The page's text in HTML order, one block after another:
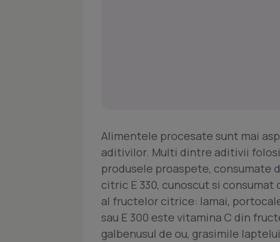
Alimentele procesate sunt mai
aditivilor. Multi dintre aditivii
produsele proaspete, consumate
citric E 330, cunoscut si
al fructelor citrice: lamai,
sau E 300 este vitamina C din
galbenusul de ou, grasimile